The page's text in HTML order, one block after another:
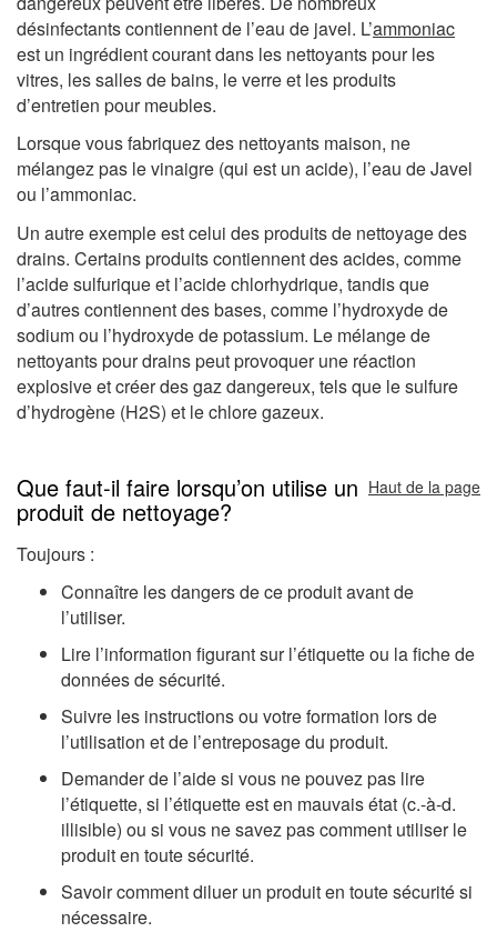
désinfectants contiennent de l’eau de javel. L’ammoniac
est un ingrédient courant dans les nettoyants pour les
vitres, les salles de bains, le verre et les produits
d’entretien pour meubles.
Lorsque vous fabriquez des nettoyants maison, ne
mélangez pas le vinaigre (qui est un acide), l’eau de Javel
ou l’ammoniac.
Un autre exemple est celui des produits de nettoyage des
drains. Certains produits contiennent des acides, comme
l’acide sulfurique et l’acide chlorhydrique, tandis que
d’autres contiennent des bases, comme l’hydroxyde de
sodium ou l’hydroxyde de potassium. Le mélange de
nettoyants pour drains peut provoquer une réaction
explosive et créer des gaz dangereux, tels que le sulfure
d’hydrogène (H2S) et le chlore gazeux.
Que faut-il faire lorsqu’on utilise un
produit de nettoyage?
Haut de la page
Toujours :
Connaître les dangers de ce produit avant de
l’utiliser.
Lire l’information figurant sur l’étiquette ou la fiche de
données de sécurité.
Suivre les instructions ou votre formation lors de
l’utilisation et de l’entreposage du produit.
Demander de l’aide si vous ne pouvez pas lire
l’étiquette, si l’étiquette est en mauvais état (c.-à-d.
illisible) ou si vous ne savez pas comment utiliser le
produit en toute sécurité.
Savoir comment diluer un produit en toute sécurité si
nécessaire.